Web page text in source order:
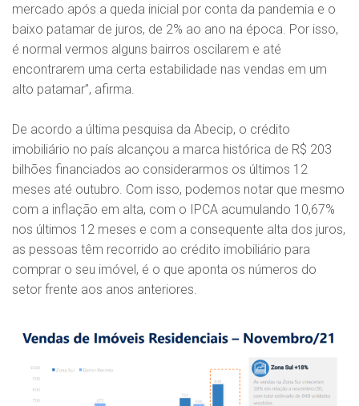
mercado após a queda inicial por conta da pandemia e o
baixo patamar de juros, de 2% ao ano na época. Por isso,
é normal vermos alguns bairros oscilarem e até
encontrarem uma certa estabilidade nas vendas em um
alto patamar”, afirma.
De acordo a última pesquisa da Abecip, o crédito
imobiliário no país alcançou a marca histórica de R$ 203
bilhões financiados ao considerarmos os últimos 12
meses até outubro. Com isso, podemos notar que mesmo
com a inflação em alta, com o IPCA acumulando 10,67%
nos últimos 12 meses e com a consequente alta dos juros,
as pessoas têm recorrido ao crédito imobiliário para
comprar o seu imóvel, é o que aponta os números do
setor frente aos anos anteriores.